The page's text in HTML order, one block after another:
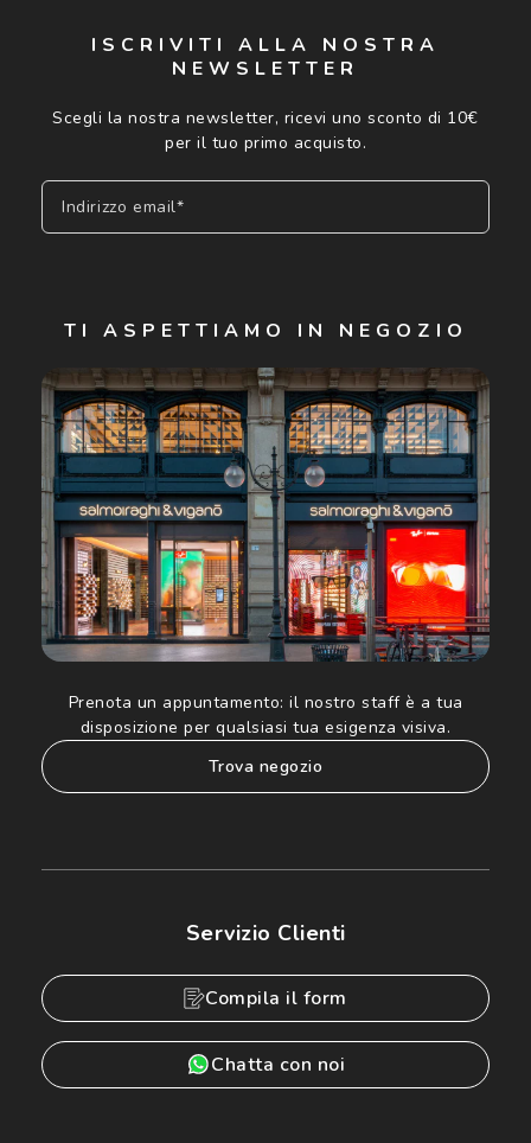
ISCRIVITI ALLA NOSTRA
NEWSLETTER
Scegli la nostra newsletter, ricevi uno sconto di 10€
per il tuo primo acquisto.
Indirizzo email*
Cliccando su "Iscriviti", confermo di avere più di 16 anni e
acconsento all'utilizzo dei miei Dati Personali da parte di
Luxottica Group S.p.A. per l'invio di offerte speciali, novità
ed altre comunicazioni di carattere pubblicitario (consultare
Informativa sulla privacyper ulteriori informazioni).
TI ASPETTIAMO IN NEGOZIO
Prenota un appuntamento: il nostro staff è a tua
disposizione per qualsiasi tua esigenza visiva.
trova negozio
Servizio Clienti
Compila il form
Chatta con noi